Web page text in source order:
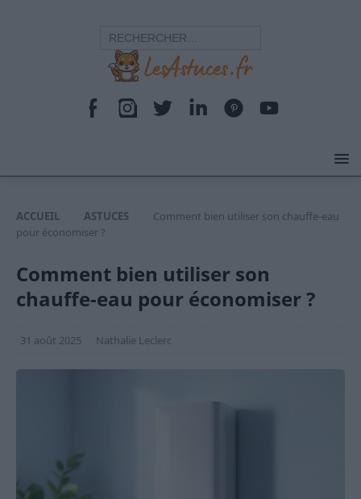
ACCUEIL ASTUCES
Comment bien utiliser son chauffe-eau
pour économiser ?
Comment bien utiliser son
chauffe-eau pour économiser ?
31 août 2025 Nathalie Leclerc